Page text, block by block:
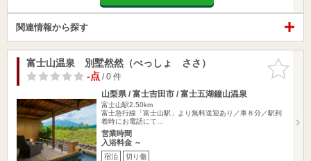
関連情報から探す
お気に入
りに追加
富士山温泉 別墅然然（べっしょ ささ）
-点/ 0 件
山梨県 / 富士吉田市 / 富士五湖鐘山温泉
富士山駅2.50km
富士急行線「富士山駅」より無料送迎あり／車８分／駅到
着時にお電話にて…
営業時間
入浴料金 ～
宿泊 切り傷